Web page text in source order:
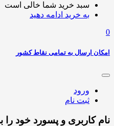
سبد خرید شما خالی است
به خرید ادامه دهید
0
امکان ارسال به تمامی نقاط کشور
ورود
ثبت نام
نام کاربری و پسورد خود را